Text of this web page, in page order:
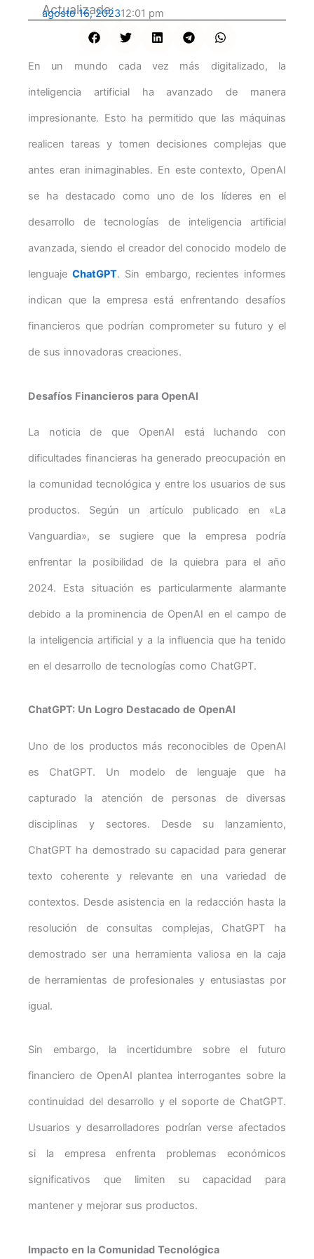
Actualizada:
agosto 16, 202312:01 pm
En un mundo cada vez más digitalizado, la
inteligencia artificial ha avanzado de manera
impresionante. Esto ha permitido que las máquinas
realicen tareas y tomen decisiones complejas que
antes eran inimaginables. En este contexto, OpenAI
se ha destacado como uno de los líderes en el
desarrollo de tecnologías de inteligencia artificial
avanzada, siendo el creador del conocido modelo de
lenguajeChatGPT. Sin embargo, recientes informes
indican que la empresa está enfrentando desafíos
financieros que podrían comprometer su futuro y el
de sus innovadoras creaciones.
Desafíos Financieros para OpenAI
La noticia de que OpenAI está luchando con
dificultades financieras ha generado preocupación en
la comunidad tecnológica y entre los usuarios de sus
productos. Según un artículo publicado en «La
Vanguardia», se sugiere que la empresa podría
enfrentar la posibilidad de la quiebra para el año
2024. Esta situación es particularmente alarmante
debido a la prominencia de OpenAI en el campo de
la inteligencia artificial y a la influencia que ha tenido
en el desarrollo de tecnologías como ChatGPT.
ChatGPT: Un Logro Destacado de OpenAI
Uno de los productos más reconocibles de OpenAI
es ChatGPT. Un modelo de lenguaje que ha
capturado la atención de personas de diversas
disciplinas y sectores. Desde su lanzamiento,
ChatGPT ha demostrado su capacidad para generar
texto coherente y relevante en una variedad de
contextos. Desde asistencia en la redacción hasta la
resolución de consultas complejas, ChatGPT ha
demostrado ser una herramienta valiosa en la caja
de herramientas de profesionales y entusiastas por
igual.
Sin embargo, la incertidumbre sobre el futuro
financiero de OpenAI plantea interrogantes sobre la
continuidad del desarrollo y el soporte de ChatGPT.
Usuarios y desarrolladores podrían verse afectados
si la empresa enfrenta problemas económicos
significativos que limiten su capacidad para
mantener y mejorar sus productos.
Impacto en la Comunidad Tecnológica